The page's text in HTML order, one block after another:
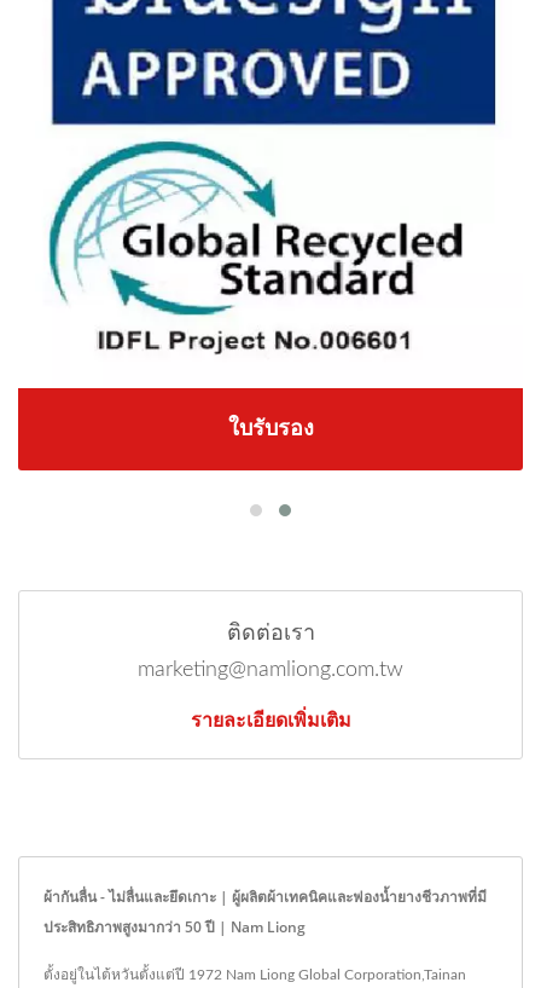
ใบรับรอง
ติดต่อเรา
marketing@namliong.com.tw
รายละเอียดเพิ่มเติม
ผ้ากันลื่น - ไม่ลื่นและยึดเกาะ | ผู้ผลิตผ้าเทคนิคและฟองน้ำยางชีวภาพที่มี
ประสิทธิภาพสูงมากว่า 50 ปี | Nam Liong
ตั้งอยู่ในไต้หวันตั้งแต่ปี 1972 Nam Liong Global Corporation,Tainan